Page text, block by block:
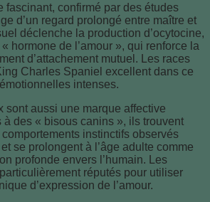
fascinant, confirmé par des études
d’un regard prolongé entre maître et
déclenche la production d’ocytocine,
hormone de l’amour », qui renforce la
d’attachement mutuel. Les races
Charles Spaniel excellent dans ce
intenses.
sont aussi une marque affective
à des « bisous canins », ils trouvent
instinctifs observés
se prolongent à l’âge adulte comme
profonde envers l’humain. Les
réputés pour utiliser
d’expression de l’amour.